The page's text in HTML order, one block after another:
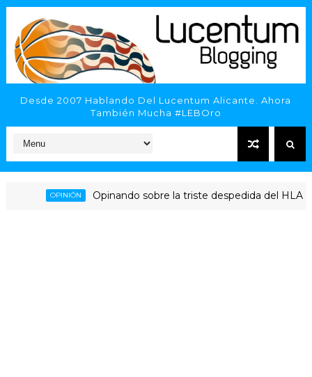
Desde 2007 Hablando Del Lucentum Alicante. Ahora
También Mucha #LEBOro
Opinando sobre la triste despedida del HLA Alicante